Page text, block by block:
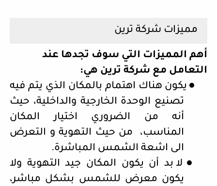
مميزات شركة ترين
أهم المميزات التي سوف تجدها عند
التعامل مع شركة ترين هي:
● يكون هناك اهتمام بالمكان الذي يتم فيه
تصنيع الوحدة الخارجية والداخلية، حيث
أنه من الضروري اختيار المكان
المناسب،
من حيث التهوية و التعرض
الى اشعة الشمس المباشرة.
● لا بد أن يكون المكان جيد التهوية ولا
يكون معرض للشمس بشكل مباشر،